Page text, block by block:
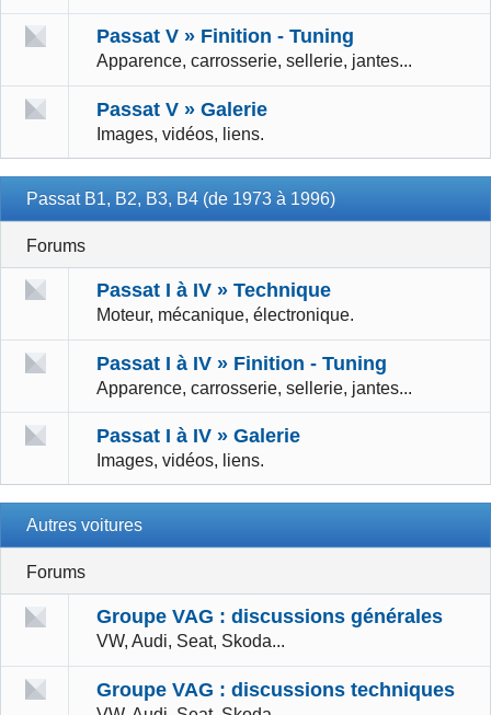
Passat V » Finition - Tuning
Apparence, carrosserie, sellerie, jantes...
Passat V » Galerie
Images, vidéos, liens.
Passat B1, B2, B3, B4 (de 1973 à 1996)
Forums
Passat I à IV » Technique
Moteur, mécanique, électronique.
Passat I à IV » Finition - Tuning
Apparence, carrosserie, sellerie, jantes...
Passat I à IV » Galerie
Images, vidéos, liens.
Autres voitures
Forums
Groupe VAG : discussions générales
VW, Audi, Seat, Skoda...
Groupe VAG : discussions techniques